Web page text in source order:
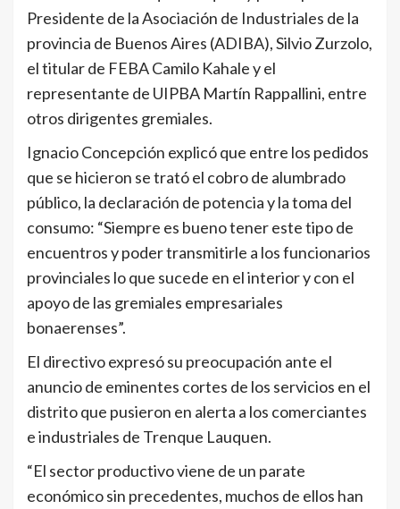
Presidente de la Asociación de Industriales de la
provincia de Buenos Aires (ADIBA), Silvio Zurzolo,
el titular de FEBA Camilo Kahale y el
representante de UIPBA Martín Rappallini, entre
otros dirigentes gremiales.
Ignacio Concepción explicó que entre los pedidos
que se hicieron se trató el cobro de alumbrado
público, la declaración de potencia y la toma del
consumo: “Siempre es bueno tener este tipo de
encuentros y poder transmitirle a los funcionarios
provinciales lo que sucede en el interior y con el
apoyo de las gremiales empresariales
bonaerenses”.
El directivo expresó su preocupación ante el
anuncio de eminentes cortes de los servicios en el
distrito que pusieron en alerta a los comerciantes
e industriales de Trenque Lauquen.
“El sector productivo viene de un parate
económico sin precedentes, muchos de ellos han